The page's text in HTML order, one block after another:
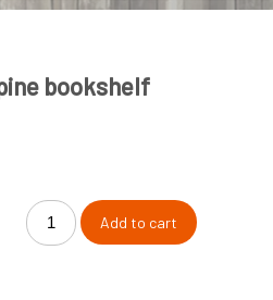
bookshelf
Add to cart